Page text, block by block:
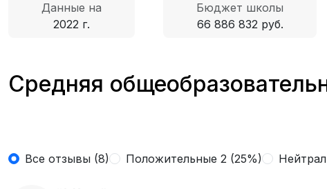
Данные на
2022 г.
Бюджет школы
66 886 832 руб.
Средняя
Все отзывы (8) Положительные 2 (25%)